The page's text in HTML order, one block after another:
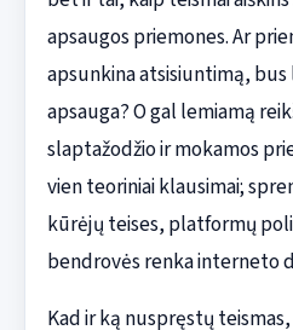
apsaugos priemones. Ar
apsunkina atsisiuntimą,
apsauga? O gal lemiamą
slaptažodžio ir mokamos
vien teoriniai klausimai;
kūrėjų teises, platformų
bendrovės renka interneto
Kad ir ką nuspręstų